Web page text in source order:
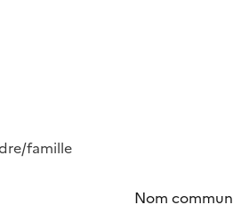
famille
Nom commun